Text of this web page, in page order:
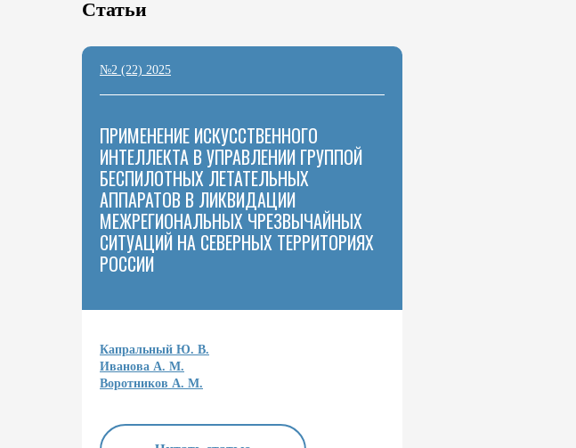
Статьи
№2 (22) 2025
ПРИМЕНЕНИЕ ИСКУССТВЕННОГО
ИНТЕЛЛЕКТА В УПРАВЛЕНИИ ГРУППОЙ
БЕСПИЛОТНЫХ ЛЕТАТЕЛЬНЫХ
АППАРАТОВ В ЛИКВИДАЦИИ
МЕЖРЕГИОНАЛЬНЫХ ЧРЕЗВЫЧАЙНЫХ
СИТУАЦИЙ НА СЕВЕРНЫХ ТЕРРИТОРИЯХ
РОССИИ
Капральный Ю. В.
Иванова А. М.
Воротников А. М.